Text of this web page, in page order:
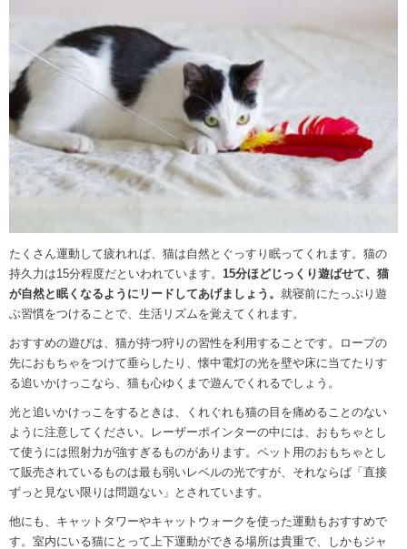
たくさん運動して疲れれば、猫は自然とぐっすり眠ってくれます。猫の
持久力は15分程度だといわれています。 15分ほどじっくり遊ばせて、猫
が自然と眠くなるようにリードしてあげましょう。 就寝前にたっぷり遊
ぶ習慣をつけることで、生活リズムを覚えてくれます。
おすすめの遊びは、猫が持つ狩りの習性を利用することです。ロープの
先におもちゃをつけて垂らしたり、懐中電灯の光を壁や床に当てたりす
る追いかけっこなら、猫も心ゆくまで遊んでくれるでしょう。
光と追いかけっこをするときは、くれぐれも猫の目を痛めることのない
ように注意してください。レーザーポインターの中には、おもちゃとし
て使うには照射力が強すぎるものがあります。ペット用のおもちゃとし
て販売されているものは最も弱いレベルの光ですが、それならば「直接
ずっと見ない限りは問題ない」とされています。
他にも、キャットタワーやキャットウォークを使った運動もおすすめで
す。室内にいる猫にとって上下運動ができる場所は貴重で、しかもジャ